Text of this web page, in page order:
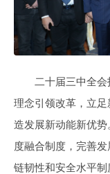
二十届三中全
理念引领改革，立
造发展新动能新优
度融合制度，完善
链韧性和安全水平